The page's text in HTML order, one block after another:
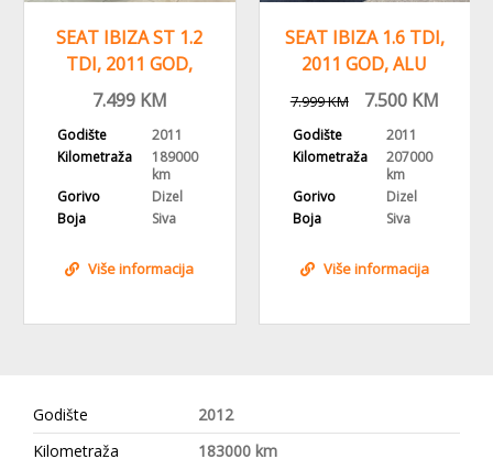
SEAT IBIZA 1.6 TDI,
2011 GOD, ALU
FELGE,KLIMA
KM 7.500
Godište
2011
Kilometraža
207000
km
Gorivo
Dizel
Boja
Siva
Više informacija
SEAT IBIZA ST 1.2i,
2011 GOD, CD-MP3,
KLIMA
7.999KM 5.999 KM
Godište
2011
Kilometraža
170000
km
Gorivo
Benzin
Boja
Bijela
Više informacija
Godište
2012
Kilometraža
183000 km